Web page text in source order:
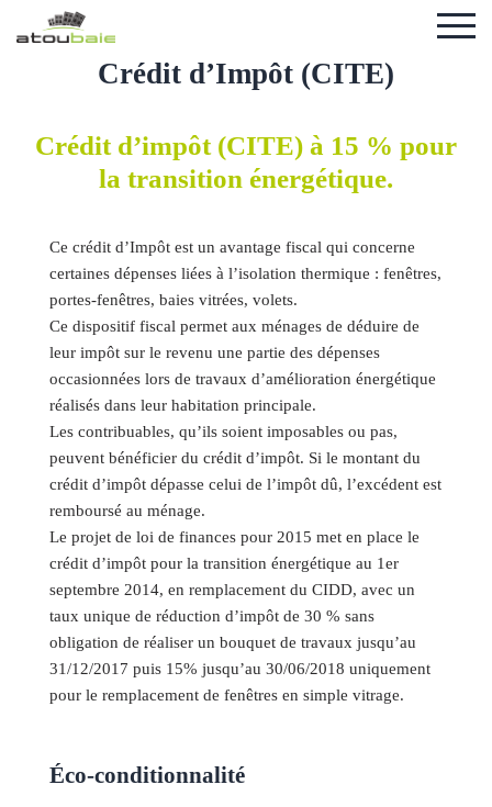
Crédit d’Impôt (CITE)
Crédit d’impôt (CITE) à 15 % pour
la transition énergétique.
Ce crédit d’Impôt est un avantage fiscal qui concerne
certaines dépenses liées à l’isolation thermique : fenêtres,
portes-fenêtres, baies vitrées, volets.
Ce dispositif fiscal permet aux ménages de déduire de
leur impôt sur le revenu une partie des dépenses
occasionnées lors de travaux d’amélioration énergétique
réalisés dans leur habitation principale.
Les contribuables, qu’ils soient imposables ou pas,
peuvent bénéficier du crédit d’impôt. Si le montant du
crédit d’impôt dépasse celui de l’impôt dû, l’excédent est
remboursé au ménage.
Le projet de loi de finances pour 2015 met en place le
crédit d’impôt pour la transition énergétique au 1er
septembre 2014, en remplacement du CIDD, avec un
taux unique de réduction d’impôt de 30 % sans
obligation de réaliser un bouquet de travaux jusqu’au
31/12/2017 puis 15% jusqu’au 30/06/2018 uniquement
pour le remplacement de fenêtres en simple vitrage.
Éco-conditionnalité